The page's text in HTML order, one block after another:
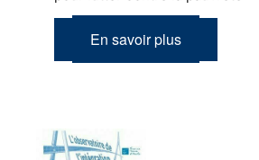
En savoir plus